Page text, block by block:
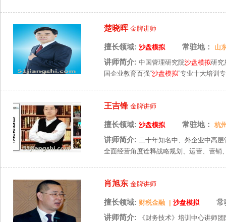
楚晓晖 金牌讲师
擅长领域: 沙盘模拟 常驻地： 山
讲师简介: 中国管理研究院沙盘模拟研究
国企业教育百强“沙盘模拟”专业十大培训
王吉锋 金牌讲师
擅长领域: 沙盘模拟 常驻地： 杭
讲师简介: 二十年知名中、外企业中高
全面经营角度诠释战略规划、运营、营
肖旭东 金牌讲师
擅长领域: 财税金融 沙盘模拟
常
讲师简介:
《财务技术》培训中心讲师